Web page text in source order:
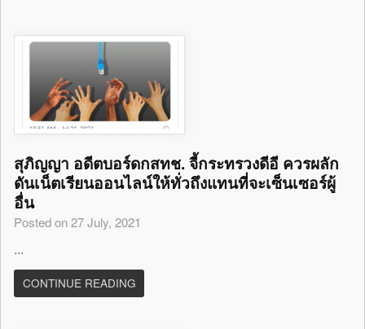
สุภิญญา อดีตบอร์ดกสทช. จี้กระทรวงดีอี ควรผลัก
ดันเน็ตเรียนออนไลน์ให้ทั่วถึงแทนที่จะเซ็นเซอร์ผู้
อื่น
Posted on 27 July, 2021
...
CONTINUE READING